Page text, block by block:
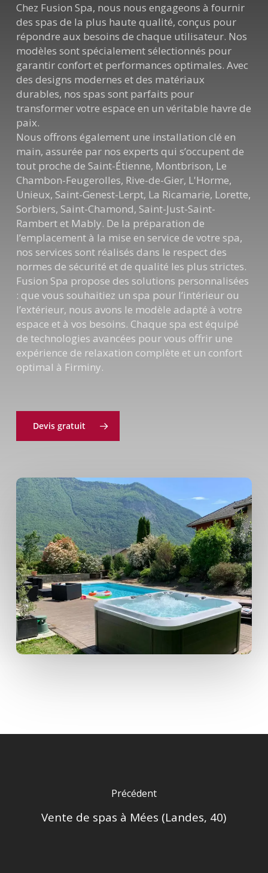
Chez Fusion Spa, nous nous engageons à fournir
des spas de la plus haute qualité, conçus pour
répondre aux besoins de chaque utilisateur. Nos
modèles sont spécialement sélectionnés pour
garantir confort et performances optimales. Avec
des designs modernes et des matériaux
durables, nos spas sont parfaits pour
transformer votre espace en un véritable havre de
paix.
Nous offrons également une installation clé en
main, assurée par nos experts qui s’occupent de
tout proche de Saint-Étienne, Montbrison, Le
Chambon-Feugerolles, Rive-de-Gier, L'Horme,
Unieux, Saint-Genest-Lerpt, La Ricamarie, Lorette,
Sorbiers, Saint-Chamond, Saint-Just-Saint-
Rambert et Mably. De la préparation de
l’emplacement à la mise en service de votre spa,
nos services sont réalisés dans le respect des
normes de sécurité et de qualité les plus strictes.
Fusion Spa propose des solutions personnalisées
: que vous souhaitiez un spa pour l’intérieur ou
l’extérieur, nous avons le modèle adapté à votre
espace et à vos besoins. Chaque spa est équipé
de technologies avancées pour vous offrir une
expérience de relaxation complète et un confort
optimal à Firminy.
Devis gratuit
Précédent
Vente de spas à Mées (Landes, 40)